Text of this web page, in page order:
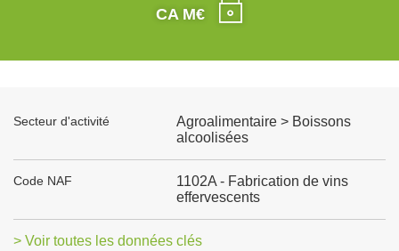
CA M€
Secteur d'activité
Agroalimentaire > Boissons
alcoolisées
Code NAF
1102A - Fabrication de vins
effervescents
> Voir toutes les données clés